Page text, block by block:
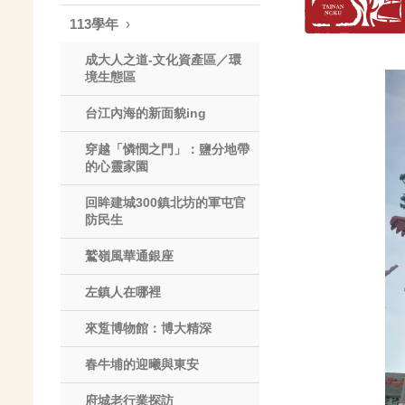
113學年
成大人之道-文化資產區／環
境生態區
台江內海的新面貌ing
穿越「憐憫之門」：鹽分地帶
的心靈家園
回眸建城300鎮北坊的軍屯官
防民生
鷲嶺風華通銀座
左鎮人在哪裡
來踅博物館：博大精深
春牛埔的迎曦與東安
府城老行業探訪